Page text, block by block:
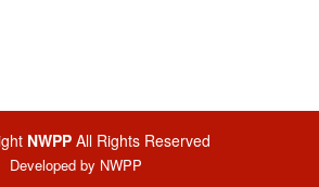
NWPP All Rights Reserved
Developed by NWPP